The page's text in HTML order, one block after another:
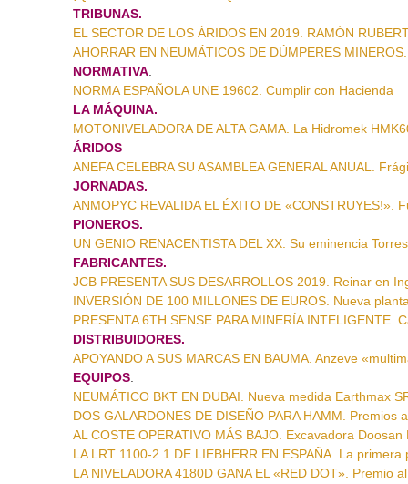
TRIBUNAS.
EL SECTOR DE LOS ÁRIDOS EN 2019. RAMÓN
AHORRAR EN NEUMÁTICOS DE DÚMPERES
NORMATIVA.
NORMA ESPAÑOLA UNE 19602. Cumplir con Hacienda
LA MÁQUINA.
MOTONIVELADORA DE ALTA GAMA. La Hidromek
ÁRIDOS
ANEFA CELEBRA SU ASAMBLEA GENERAL ANUAL.
JORNADAS.
ANMOPYC REVALIDA EL ÉXITO DE «CONSTRUYES!».
PIONEROS.
UN GENIO RENACENTISTA DEL XX. Su eminencia
FABRICANTES.
JCB PRESENTA SUS DESARROLLOS 2019. Reinar en
INVERSIÓN DE 100 MILLONES DE EUROS. Nueva
PRESENTA 6TH SENSE PARA MINERÍA INTELIGENTE.
DISTRIBUIDORES.
APOYANDO A SUS MARCAS EN BAUMA. Anzeve
EQUIPOS.
NEUMÁTICO BKT EN DUBAI. Nueva medida Earthmax
DOS GALARDONES DE DISEÑO PARA HAMM. Premios
AL COSTE OPERATIVO MÁS BAJO. Excavadora
LA LRT 1100-2.1 DE LIEBHERR EN ESPAÑA. La
LA NIVELADORA 4180D GANA EL «RED DOT». Premio